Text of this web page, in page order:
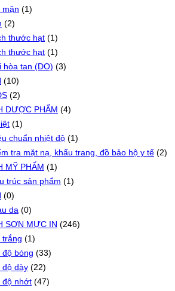
mặn (1)
(2)
thước hạt (1)
thước hạt (1)
hòa tan (DO) (3)
(10)
(2)
DƯỢC PHẨM (4)
(1)
chuẩn nhiệt độ (1)
tra mặt nạ, khẩu trang, đồ bảo hộ y tế (2)
MỸ PHẨM (1)
trúc sản phẩm (1)
(0)
da (0)
SƠN MỰC IN (246)
trắng (1)
độ bóng (33)
độ dày (22)
độ nhớt (47)